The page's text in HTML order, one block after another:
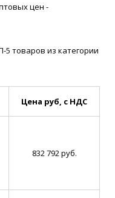
цен -
товаров из категории
Цена руб, с НДС
832 792 руб.